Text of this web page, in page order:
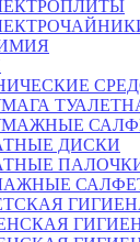
ДИСКИ